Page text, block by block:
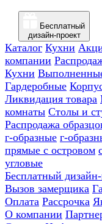
Бесплатный
дизайн-проект
Каталог Кухни
компании
Кухни
Гардеробные
Ликвидация товара
комнаты Столы и
Распродажа
г-образные г-
прямые с островом
угловые
Бесплатный
Вызов замерщика
Оплата Рассрочка
О компании